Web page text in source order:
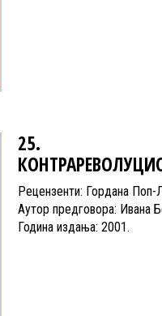
25.
Рецензенти: Гордана
Аутор предговора: Ивана
Година издања: 2001.